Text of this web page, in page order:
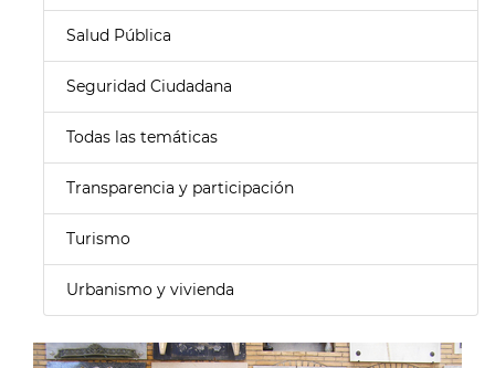
Salud Pública
Seguridad Ciudadana
Todas las temáticas
Transparencia y participación
Turismo
Urbanismo y vivienda